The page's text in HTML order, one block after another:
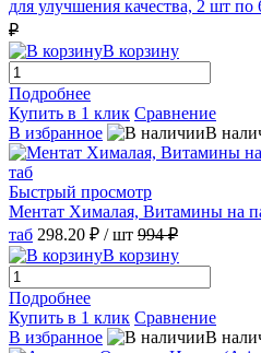
для улучшения качества, 2 шт по
₽
В корзину
Подробнее
Купить в 1 клик Сравнение
В избранное
В
Быстрый просмотр
Ментат Хималая, Витамины на
таб 298.20 ₽ / шт 994 ₽
В корзину
Подробнее
Купить в 1 клик Сравнение
В избранное
В